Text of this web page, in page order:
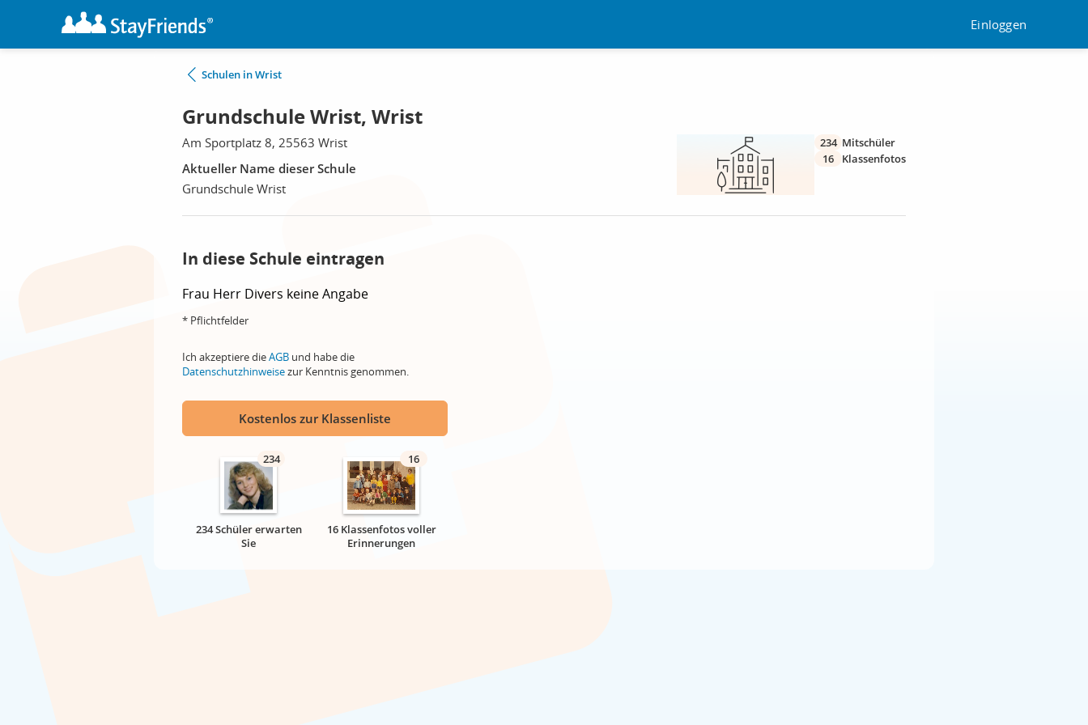
Einloggen
Schulen in Wrist
Grundschule Wrist, Wrist
Am Sportplatz 8, 25563 Wrist
Aktueller Name dieser Schule
Grundschule Wrist
234 Mitschüler
16
Klassenfotos
In diese Schule eintragen
Frau Herr Divers keine Angabe
* Pflichtfelder
Ich akzeptiere dieAGB und habe die
Datenschutzhinweisezur Kenntnis genommen.
Kostenlos zur Klassenliste
234
234 Schüler erwarten
Sie
16
16 Klassenfotos voller
Erinnerungen